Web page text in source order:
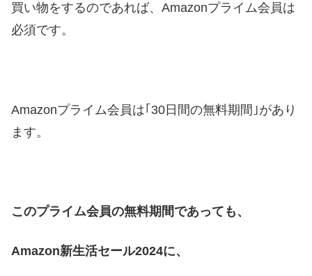
買い物をするのであれば、Amazonプライム会員は
必須です。
Amazonプライム会員は｢30日間の無料期間｣があり
ます。
このプライム会員の無料期間であっても、
Amazon新生活セール2024に、